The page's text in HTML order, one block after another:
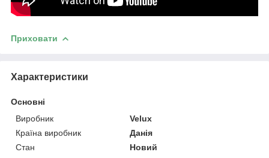
Приховати
Характеристики
Основні
Виробник
Velux
Країна виробник
Данія
Стан
Новий